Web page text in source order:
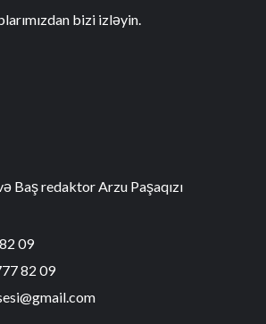
bizi izləyin.
Baş redaktor Arzu Paşaqızı
09
82 09